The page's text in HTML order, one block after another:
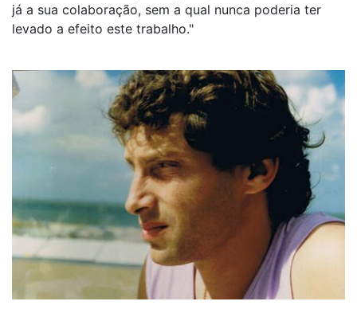
já a sua colaboração, sem a qual nunca poderia ter
levado a efeito este trabalho."